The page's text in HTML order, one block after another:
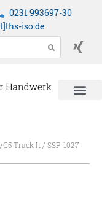
0231 993697-30
iso.de
C5 Track It/ SSP-1027